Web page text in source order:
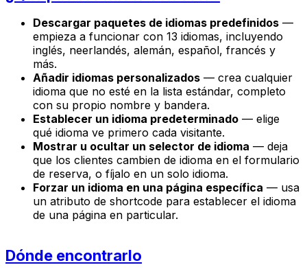
Descargar paquetes de idiomas predefinidos —
empieza a funcionar con 13 idiomas, incluyendo
inglés, neerlandés, alemán, español, francés y
más.
Añadir idiomas personalizados — crea cualquier
idioma que no esté en la lista estándar, completo
con su propio nombre y bandera.
Establecer un idioma predeterminado — elige
qué idioma ve primero cada visitante.
Mostrar u ocultar un selector de idioma — deja
que los clientes cambien de idioma en el formulario
de reserva, o fíjalo en un solo idioma.
Forzar un idioma en una página específica — usa
un atributo de shortcode para establecer el idioma
de una página en particular.
Dónde encontrarlo